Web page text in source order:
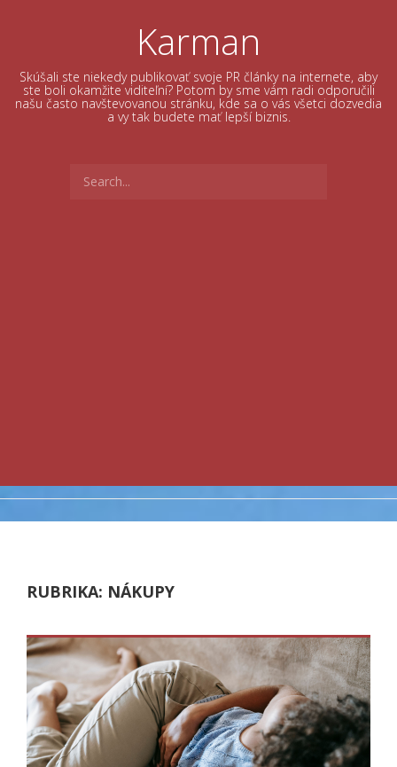
Karman
Skúšali ste niekedy publikovať svoje PR články na internete, aby
ste boli okamžite viditeľní? Potom by sme vám radi odporučili
našu často navštevovanou stránku, kde sa o vás všetci dozvedia
a vy tak budete mať lepší biznis.
for:
RUBRIKA: NÁKUPY